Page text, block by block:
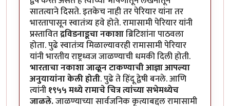
सातत्याने दिसते. इतकेच नाही तर पेरियार यांना तर
भारतापासून स्वातंत्र्य हवे होते. रामासामी पेरियार यांनी
प्रस्तावितद्रविडनाडूचा नकाशाब्रिटिशांना पाठवला
होता. पुढे स्वातंत्र्य मिळाल्यावरही रामासामी पेरियार
यांनी भारतीय राष्ट्रध्वज जाळण्याची धमकी दिली होती.
भारताचा नकाशा जाळून टाकण्याची आज्ञा आपल्या
अनुयायांना केली होती. पुढे ते हिंदू द्वेषी बनले. आणि
त्यांनी१९५५ मध्ये रामाचे चित्र त्यांच्या सभेमध्येच
जाळले.जाळण्याच्या सार्वजनिक कृत्याबद्दल रामासामी